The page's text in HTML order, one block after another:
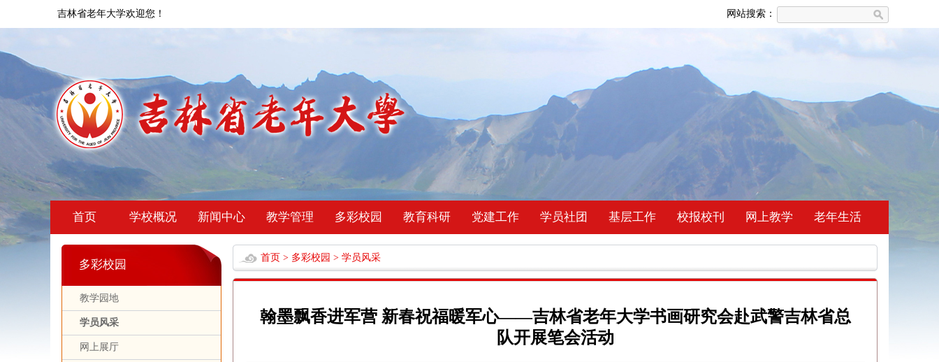
吉林省老年大学欢迎您！ 网站搜索：
首页 学校概况 新闻中心 教学管理 多彩校园 教育科研 党建工作 学员社团 基层工作 校报校刊 网上教学 老年生活
多彩校园
教学园地
学员风采
网上展厅
首页 > 多彩校园 > 学员风采
翰墨飘香进军营 新春祝福暖军心——吉林省老年大学书画研究会赴武警吉林省总
队开展笔会活动